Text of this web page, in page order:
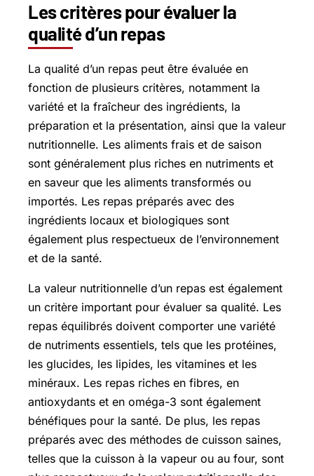
Les critères pour évaluer la
qualité d’un repas
La qualité d’un repas peut être évaluée en
fonction de plusieurs critères, notamment la
variété et la fraîcheur des ingrédients, la
préparation et la présentation, ainsi que la valeur
nutritionnelle. Les aliments frais et de saison
sont généralement plus riches en nutriments et
en saveur que les aliments transformés ou
importés. Les repas préparés avec des
ingrédients locaux et biologiques sont
également plus respectueux de l’environnement
et de la santé.
La valeur nutritionnelle d’un repas est également
un critère important pour évaluer sa qualité. Les
repas équilibrés doivent comporter une variété
de nutriments essentiels, tels que les protéines,
les glucides, les lipides, les vitamines et les
minéraux. Les repas riches en fibres, en
antioxydants et en oméga-3 sont également
bénéfiques pour la santé. De plus, les repas
préparés avec des méthodes de cuisson saines,
telles que la cuisson à la vapeur ou au four, sont